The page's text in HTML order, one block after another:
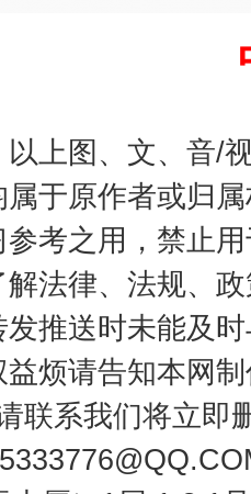
以上图、文、音/
于原作者或归
考之用，禁止
法律、法规、
推送时未能及
烦请告知本网
联系我们将立即
魏明